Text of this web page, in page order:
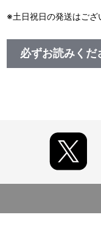
※土日祝日の発送はござ
必ずお読みくだ
■商品について
※本商品は、ナナイロ
販売予定はございません
※製造可能上限数に達し
います。予めご了承く
※『めちゃでかきらど
商品との合わせ買いは